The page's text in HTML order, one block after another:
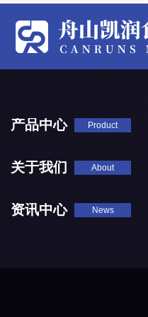
产品中心 Product
关于我们 About
资讯中心 News